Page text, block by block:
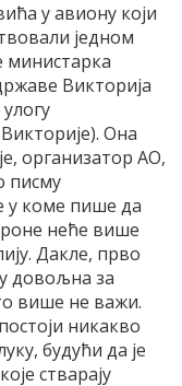
у авиону који
једном
министарка
Викторија
Она
организатор АО,
писму
у коме пише да
неће више
Дакле, прво
довољна за
више не важи.
никакво
будући да је
стварају